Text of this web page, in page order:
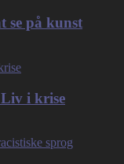
se på kunst
i krise